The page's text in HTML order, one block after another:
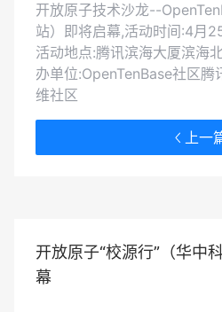
开放原子技术沙龙--
站）即将启幕,活动时间:4月
活动地点:腾讯滨海大厦滨海
办单位:OpenTenBase社区腾
维社区
上一
开放原子“校源行”（华中
幕